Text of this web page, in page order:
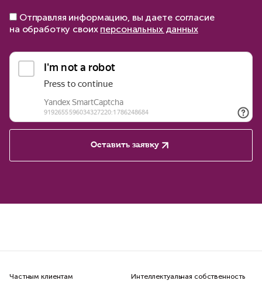
Отправляя информацию, вы даете согласие
на обработку своих персональных данных
Оставить заявку
Частным клиентам
Интеллектуальная собственность